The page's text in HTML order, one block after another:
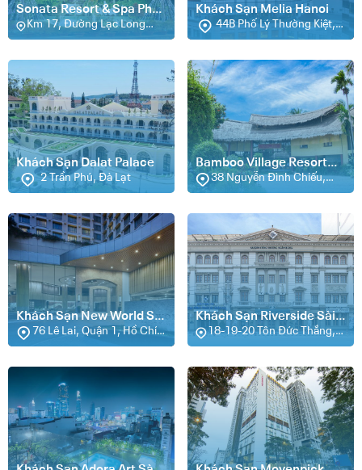
Sonata Resort & Spa Phan
Thiết
Km 17, Đường Lạc Long
Quân, Tiến Phú, Xã Tiến
Khách Sạn Melia Hanoi
44B Phố Lý Thường Kiệt,
Hà Nội
Khách Sạn Dalat Palace
2 Trần Phú, Đà Lạt
Bamboo Village Resort
Mũi Né
38 Nguyễn Đình Chiểu,
Hàm Tiến, Phan Thiết
Khách Sạn New World Sài
Gòn76 Lê Lai, Quận 1, Hồ Chí
Minh (Sài Gòn)
Khách Sạn Riverside Sài
Gòn18-19-20 Tôn Đức Thắng,
Quận 1, Hồ Chí Minh (Sài